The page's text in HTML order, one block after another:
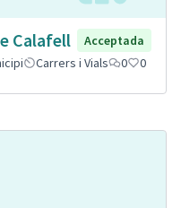
Calafell
Acceptada
Carrers i Vials 0 0